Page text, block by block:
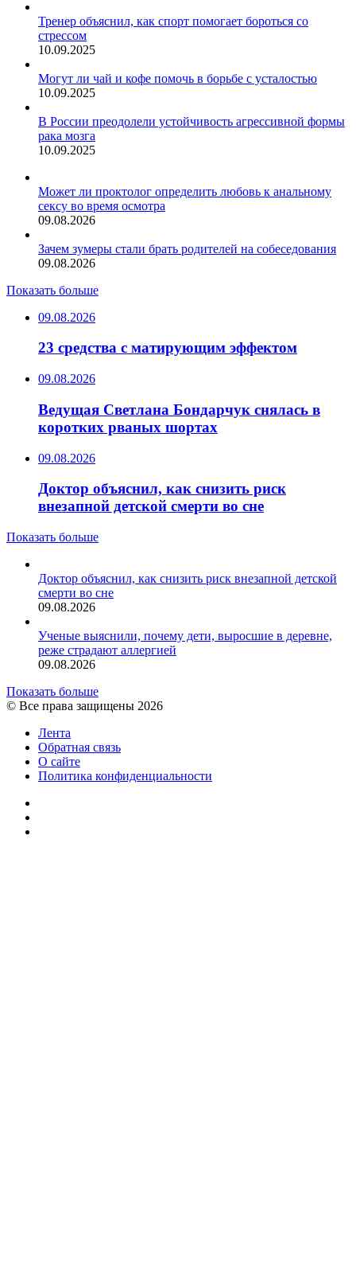
Тренер объяснил, как спорт помогает бороться со
стрессом
10.09.2025
Могут ли чай и кофе помочь в борьбе с усталостью
10.09.2025
В России преодолели устойчивость агрессивной формы
рака мозга
10.09.2025
Может ли проктолог определить любовь к анальному
сексу во время осмотра
09.08.2026
Зачем зумеры стали брать родителей на собеседования
09.08.2026
Показать больше
09.08.2026
23 средства с матирующим эффектом
09.08.2026
Ведущая Светлана Бондарчук снялась в
коротких рваных шортах
09.08.2026
Доктор объяснил, как снизить риск
внезапной детской смерти во сне
Показать больше
Доктор объяснил, как снизить риск внезапной детской
смерти во сне
09.08.2026
Ученые выяснили, почему дети, выросшие в деревне,
реже страдают аллергией
09.08.2026
Показать больше
© Все права защищены 2026
Лента
Обратная связь
О сайте
Политика конфиденциальности